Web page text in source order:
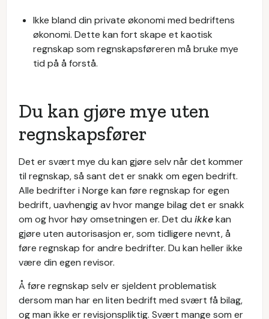
Ikke bland din private økonomi med bedriftens
økonomi. Dette kan fort skape et kaotisk
regnskap som regnskapsføreren må bruke mye
tid på å forstå.
Du kan gjøre mye uten
regnskapsfører
Det er svært mye du kan gjøre selv når det kommer
til regnskap, så sant det er snakk om egen bedrift.
Alle bedrifter i Norge kan føre regnskap for egen
bedrift, uavhengig av hvor mange bilag det er snakk
om og hvor høy omsetningen er. Det du ikkekan
gjøre uten autorisasjon er, som tidligere nevnt, å
føre regnskap for andre bedrifter. Du kan heller ikke
være din egen revisor.
Å føre regnskap selv er sjeldent problematisk
dersom man har en liten bedrift med svært få bilag,
og man ikke er revisjonspliktig. Svært mange som er